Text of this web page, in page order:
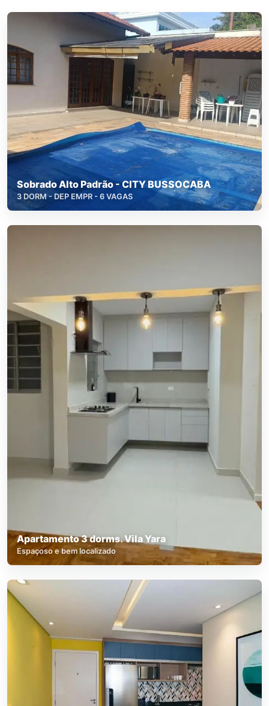
Sobrado Alto Padrão - CITY BUSSOCABA
3 DORM - DEP EMPR - 6 VAGAS
Apartamento 3 dorms. Vila Yara
Espaçoso e bem localizado